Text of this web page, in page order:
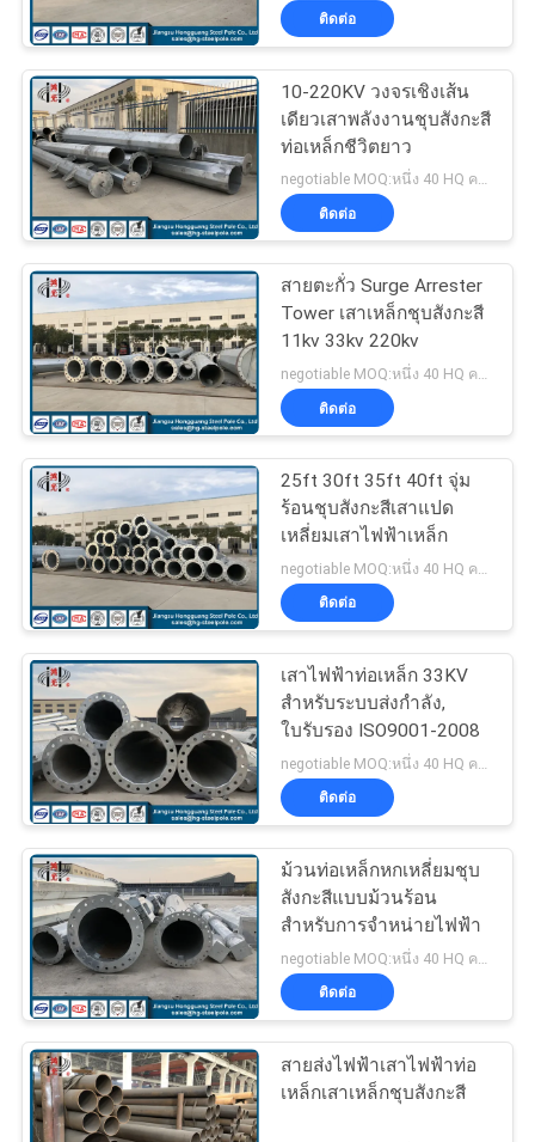
ทัวร์
โรงงาน
ควบคุม
คุณภาพ
ติดต่อ
เรา
503
SERVICE
TEMPORARILY
UNAVAILABLE
503
SERVICE
TEMPORARILY
UNAVAILABLE
NGINX
ขอ
ใบ
เสนอ
ราคา
แผนผัง
เสาเหล็กชุบสังกะสี
100
เสาไฟฟ้าเหล็ก
70
โครงสร้างเหล็กย่อย
43
อาคารโทรคมนาคม
ติดต่อ
10-220KV วงจรเชิงเส้น
เดียวเสาพลังงานชุบสังกะสี
ท่อเหล็กชีวิตยาว
negotiable MOQ:หนึ่ง 40 HQ คอนเทนเนอร์
ติดต่อ
สายตะกั่ว Surge Arrester
Tower เสาเหล็กชุบสังกะสี
11kv 33kv 220kv
negotiable MOQ:หนึ่ง 40 HQ คอนเทนเนอร์
ติดต่อ
25ft 30ft 35ft 40ft จุ่ม
ร้อนชุบสังกะสีเสาแปด
เหลี่ยมเสาไฟฟ้าเหล็ก
ติดต่อ
เสาไฟฟ้าท่อเหล็ก 33KV
สำหรับระบบส่งกำลัง,
ใบรับรอง ISO9001-2008
ติดต่อ
ม้วนท่อเหล็กหกเหลี่ยมชุบ
สังกะสีแบบม้วนร้อน
สำหรับการจำหน่ายไฟฟ้า
ติดต่อ
สายส่งไฟฟ้าเสาไฟฟ้าท่อ
เหล็กเสาเหล็กชุบสังกะสี